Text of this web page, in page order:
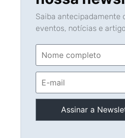
Saiba antecipadamente
eventos, notícias e